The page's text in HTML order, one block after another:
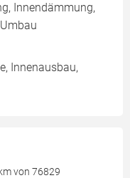
Innendämmung,
Innenausbau,
von 76829